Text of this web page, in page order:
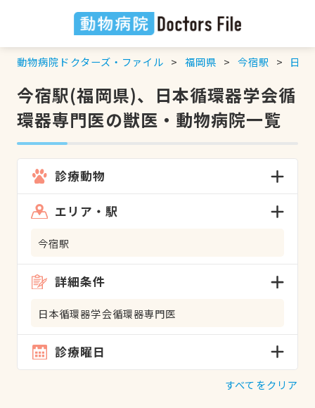
動物病院ドクターズ・ファイル 福岡県 今宿駅 日本
今宿駅(福岡県)、日本循環器学会循
環器専門医の獣医・動物病院一覧
診療動物
エリア・駅
今宿駅
詳細条件
日本循環器学会循環器専門医
診療曜日
すべてをクリア